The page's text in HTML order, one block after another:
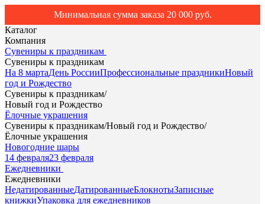
Минимальная сумма заказа 20 000 руб.
Каталог
Компания
Сувениры к праздникам
Сувениры к праздникам
На 8 мартаДень РоссииПрофессиональные праздникиНовый
год и Рождество
Сувениры к праздникам/
Новый год и Рождество
Ёлочные украшения
Сувениры к праздникам/Новый год и Рождество/
Ёлочные украшения
Новогодние шары
14 февраля23 февраля
Ежедневники
Ежедневники
НедатированныеДатированныеБлокнотыЗаписные
книжкиУпаковка для ежедневников